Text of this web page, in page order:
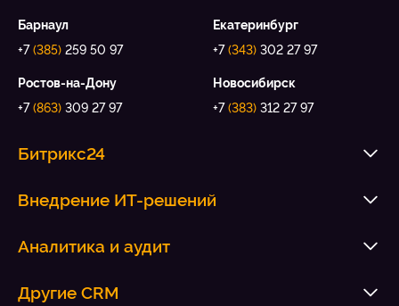
Барнаул
+7(385) 259 50 97
Екатеринбург
+7(343) 302 27 97
Ростов-на-Дону
+7(863) 309 27 97
Новосибирск
+7(383) 312 27 97
Битрикс24
Внедрение ИТ-решений
Аналитика и аудит
Другие CRM